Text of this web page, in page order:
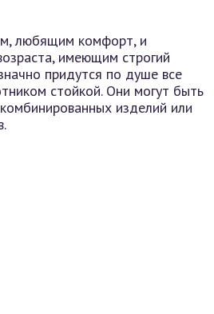
любящим комфорт, и
имеющим строгий
придутся по душе все
стойкой. Они могут быть
изделий или